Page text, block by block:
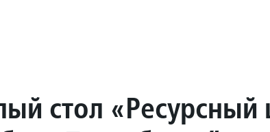
стол «Ресурсный